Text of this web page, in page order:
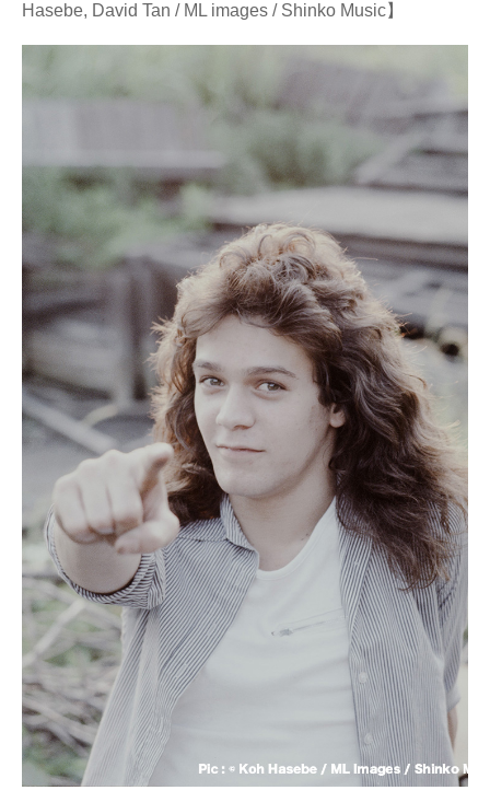
Hasebe, David Tan / ML images / Shinko Music】